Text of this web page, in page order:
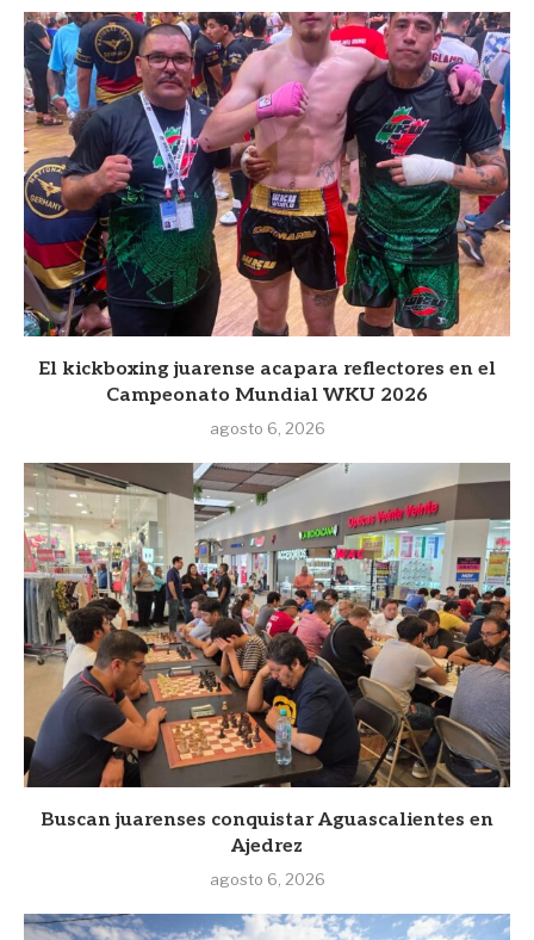
El kickboxing juarense acapara reflectores en el
Campeonato Mundial WKU 2026
agosto 6, 2026
Buscan juarenses conquistar Aguascalientes en
Ajedrez
agosto 6, 2026